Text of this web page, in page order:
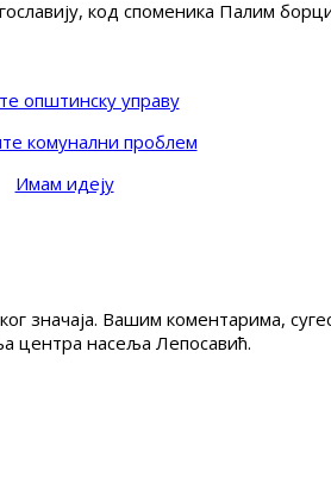
код споменика Палим
општинску управу
комунални проблем
Имам идеју
значаја. Вашим коментарима,
центра насеља Лепосавић.